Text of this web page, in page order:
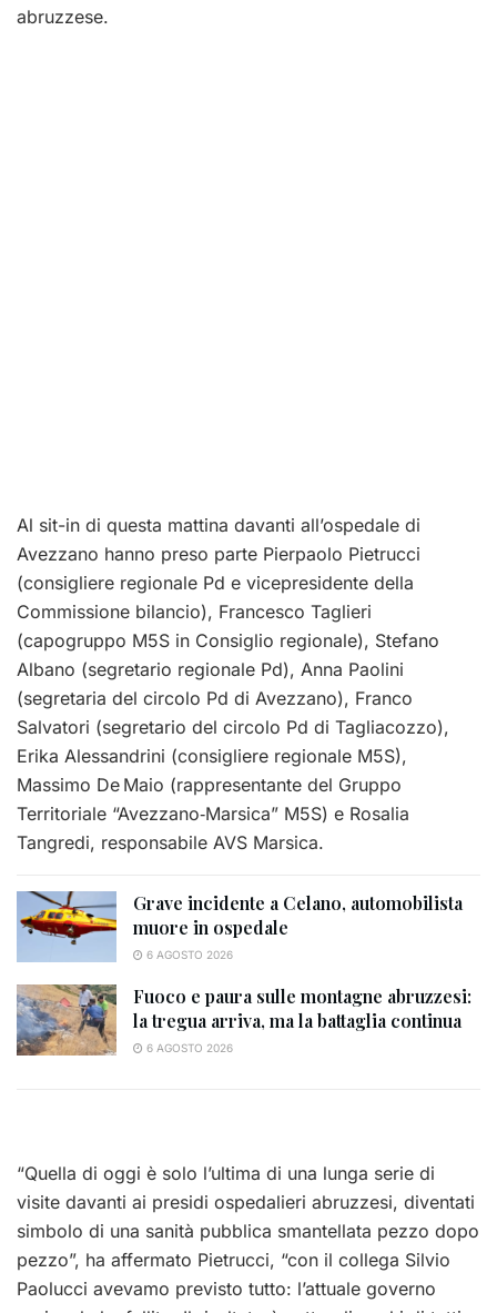
abruzzese.
Al sit-in di questa mattina davanti all’ospedale di
Avezzano hanno preso parte Pierpaolo Pietrucci
(consigliere regionale Pd e vicepresidente della
Commissione bilancio), Francesco Taglieri
(capogruppo M5S in Consiglio regionale), Stefano
Albano (segretario regionale Pd), Anna Paolini
(segretaria del circolo Pd di Avezzano), Franco
Salvatori (segretario del circolo Pd di Tagliacozzo),
Erika Alessandrini (consigliere regionale M5S),
Massimo De Maio (rappresentante del Gruppo
Territoriale “Avezzano‑Marsica” M5S) e Rosalia
Tangredi, responsabile AVS Marsica.
Grave incidente a Celano, automobilista
muore in ospedale
6 AGOSTO 2026
Fuoco e paura sulle montagne abruzzesi:
la tregua arriva, ma la battaglia continua
6 AGOSTO 2026
“Quella di oggi è solo l’ultima di una lunga serie di
visite davanti ai presidi ospedalieri abruzzesi, diventati
simbolo di una sanità pubblica smantellata pezzo dopo
pezzo”, ha affermato Pietrucci, “con il collega Silvio
Paolucci avevamo previsto tutto: l’attuale governo